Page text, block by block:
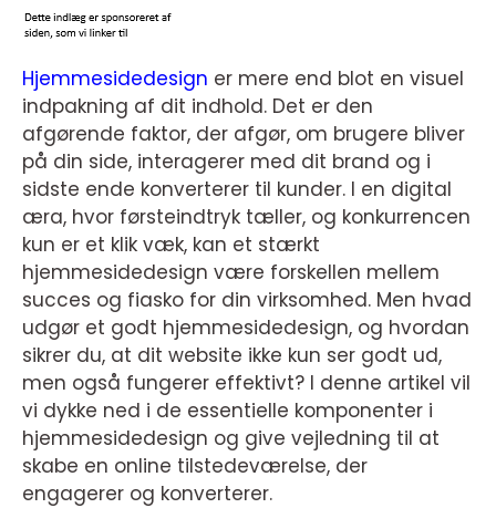
Hjemmesidedesign er mere end blot en visuel
indpakning af dit indhold. Det er den
afgørende faktor, der afgør, om brugere bliver
på din side, interagerer med dit brand og i
sidste ende konverterer til kunder. I en digital
æra, hvor førsteindtryk tæller, og konkurrencen
kun er et klik væk, kan et stærkt
hjemmesidedesign være forskellen mellem
succes og fiasko for din virksomhed. Men hvad
udgør et godt hjemmesidedesign, og hvordan
sikrer du, at dit website ikke kun ser godt ud,
men også fungerer effektivt? I denne artikel vil
vi dykke ned i de essentielle komponenter i
hjemmesidedesign og give vejledning til at
skabe en online tilstedeværelse, der
engagerer og konverterer.